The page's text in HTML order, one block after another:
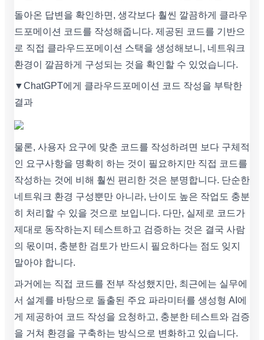
돌아온 답변을 확인하면, 생각보다 훨씬 깔끔하게 클라우
드포메이션 코드를 작성해줍니다. 제공된 코드를 기반으
로 직접 클라우드포메이션 스택을 생성해보니, 네트워크
환경이 깔끔하게 구성되는 것을 확인할 수 있었습니다.
▼ChatGPT에게 클라우드포메이션 코드 작성을 부탁한
결과
물론, 사용자 요구에 맞춘 코드를 작성하려면 보다 구체적
인 요구사항을 명확히 하는 것이 필요하지만 직접 코드를
작성하는 것에 비해 훨씬 편리한 것은 분명합니다. 단순한
네트워크 환경 구성뿐만 아니라, 난이도 높은 작업도 충분
히 처리할 수 있을 것으로 보입니다. 다만, 실제로 코드가
제대로 동작하는지 테스트하고 검증하는 것은 결국 사람
의 몫이며, 충분한 검토가 반드시 필요하다는 점도 잊지
말아야 합니다.
과거에는 직접 코드를 전부 작성했지만, 최근에는 실무에
서 설계를 바탕으로 돌출된 주요 파라미터를 생성형 AI에
게 제공하여 코드 작성을 요청하고, 충분한 테스트와 검증
을 거쳐 환경을 구축하는 방식으로 변화하고 있습니다.